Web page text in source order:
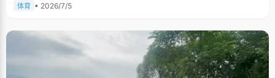
体育 • 2026/7/5